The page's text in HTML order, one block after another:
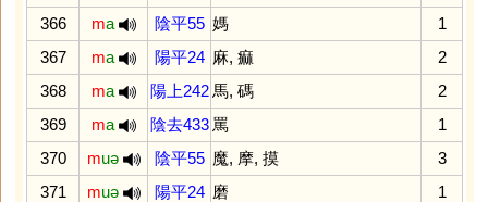
366
ma 陰平55 媽
1
367
ma 陽平24 麻, 痲
2
368
ma 陽上242 馬, 碼
2
369
ma 陰去433 罵
1
370
muə 陰平55 魔, 摩, 摸
3
371
muə 陽平24 磨
1